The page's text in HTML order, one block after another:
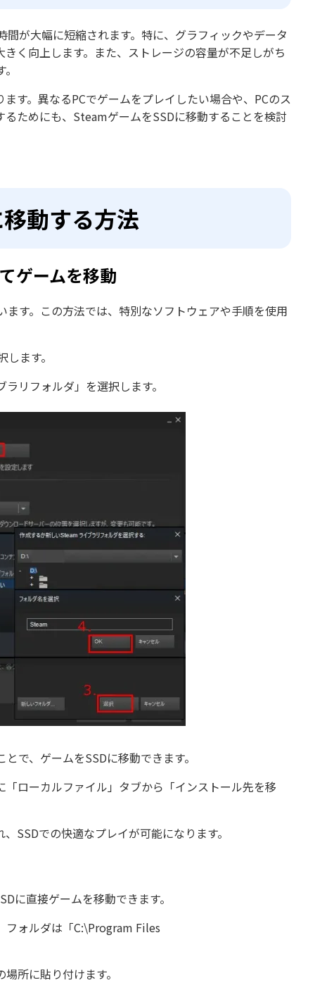
が大幅に短縮されます。特に、グラフィックやデータ
く向上します。また、ストレージの容量が不足しがち
す。異なるPCでゲームをプレイしたい場合や、PCのス
ためにも、SteamゲームをSSDに移動することを検討
動する方法
ゲームを移動
す。この方法では、特別なソフトウェアや手順を使用
ます。
リフォルダ」を選択します。
で、ゲームをSSDに移動できます。
ローカルファイル」タブから「インストール先を移
SSDでの快適なプレイが可能になります。
に直接ゲームを移動できます。
フォルダは「C:\Program Files
所に貼り付けます。